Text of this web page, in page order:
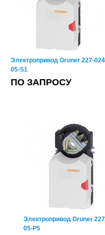
Электропривод Gruner 227-
05-S1
ПО ЗАПРОСУ
Электропривод Gruner
05-P5